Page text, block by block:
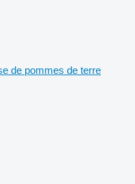
de pommes de terre